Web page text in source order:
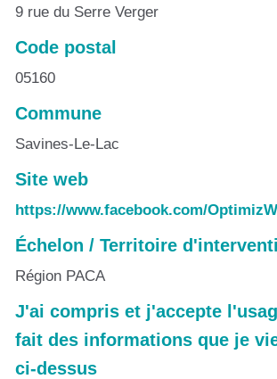
9 rue du Serre Verger
Code postal
05160
Commune
Savines-Le-Lac
Site web
https://www.facebook.com/
Échelon / Territoire
Région PACA
J'ai compris et j'accepte
fait des informations que je
ci-dessus